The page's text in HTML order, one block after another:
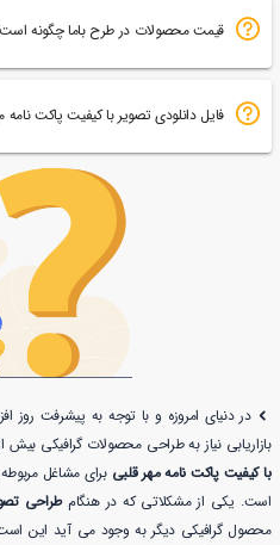
قیمت محصولات در طرح باما چگونه
فایل دانلودی تصویر با کیفیت پاکت
در دنیای امروزه و با توجه به پیشرفت روز
بازاریابی نیاز به طراحی محصولات گرافیکی
با کیفیت پاکت نامه مهر قلبی برای مشاغل
است. یکی از مشکلاتی که در هنگامطراحی
محصول گرافیکی دیگر به وجود می آید این